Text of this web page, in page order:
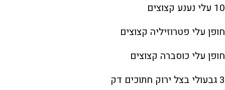
10 עלי נענע קצוצים
חופן עלי פטרוזיליה קצוצים
חופן עלי כוסברה קצוצים
3 גבעולי בצל ירוק חתוכים דק